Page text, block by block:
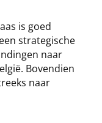
is goed
strategische
naar
Bovendien
naar